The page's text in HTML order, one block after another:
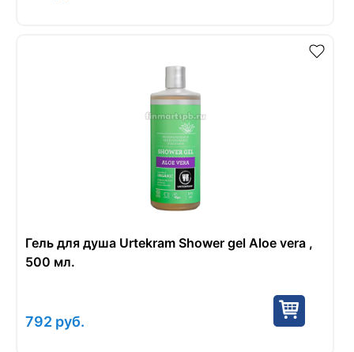
Гель для душа Urtekram Shower gel Aloe vera ,
500 мл.
792 руб.